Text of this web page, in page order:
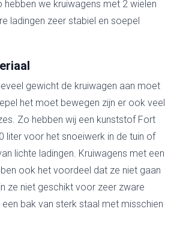
hebben we kruiwagens met 2 wielen
ladingen zeer stabiel en soepel
gewicht de kruiwagen aan moet
het moet bewegen zijn er ook veel
Zo hebben wij een kunststof Fort
liter voor het snoeiwerk in de tuin of
lichte ladingen. Kruiwagens met een
ook het voordeel dat ze niet gaan
ze niet geschikt voor zeer zware
een bak van sterk staal met misschien